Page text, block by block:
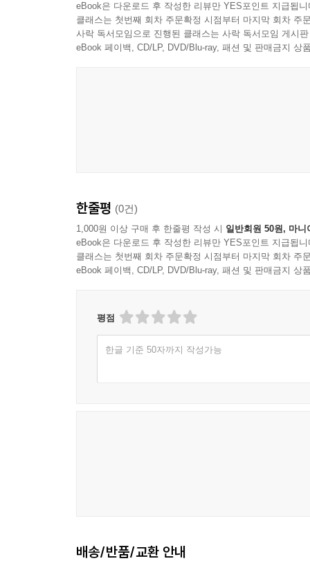
eBook은 다운로드 후 작성한 리뷰만 YES포인트 지급됩니
클래스는 첫번째 회차 주문확정 시점부터 마지막 회차 주
사락 독서모임으로 진행된 클래스는 사락 독서모임 게시
eBook 페이백, CD/LP, DVD/Blu-ray, 패션 및 판매금지 상
한줄평 (0건)
1,000원 이상 구매 후 한줄평 작성 시 일반회원 50원, 마니
eBook은 다운로드 후 작성한 리뷰만 YES포인트 지급됩니
클래스는 첫번째 회차 주문확정 시점부터 마지막 회차 주
eBook 페이백, CD/LP, DVD/Blu-ray, 패션 및 판매금지 상
평점
한글 기준 50자까지 작성가능
배송/반품/교환 안내